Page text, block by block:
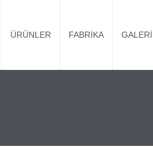
ÜRÜNLER FABRİKA GALERİ